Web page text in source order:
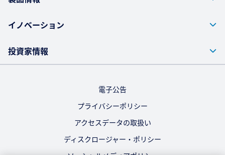
イノベーション
投資家情報
電子公告
プライバシーポリシー
アクセスデータの取扱い
ディスクロージャー・ポリシー